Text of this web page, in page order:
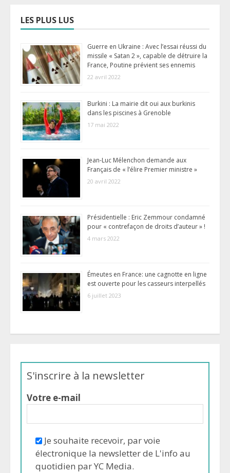
LES PLUS LUS
Guerre en Ukraine : Avec l’essai réussi du
missile « Satan 2 », capable de détruire la
France, Poutine prévient ses ennemis
22 avril 2022
Burkini : La mairie dit oui aux burkinis
dans les piscines à Grenoble
17 mai 2022
Jean-Luc Mélenchon demande aux
Français de « l’élire Premier ministre »
20 avril 2022
Présidentielle : Eric Zemmour condamné
pour « contrefaçon de droits d’auteur » !
4 mars 2022
Émeutes en France: une cagnotte en ligne
est ouverte pour les casseurs interpellés
6 juillet 2023
S'inscrire à la newsletter
Votre e-mail
Je souhaite recevoir, par voie
électronique la newsletter de L'info au
quotidien par YC Media.